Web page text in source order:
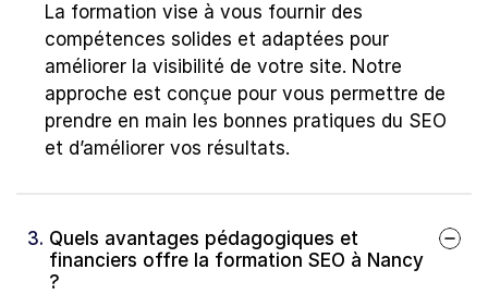
La formation vise à vous fournir des
compétences solides et adaptées pour
améliorer la visibilité de votre site. Notre
approche est conçue pour vous permettre de
prendre en main les bonnes pratiques du SEO
et d’améliorer vos résultats.
3. Quels avantages pédagogiques et
financiers offre la formation SEO à Nancy
?